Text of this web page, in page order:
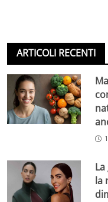
ARTICOLI RECENTI
la